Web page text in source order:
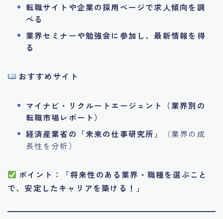
転職サイトや企業の採用ページで求人傾向を調
べる
業界セミナーや勉強会に参加し、最新情報を得
る
おすすめサイト
マイナビ・リクルートエージェント（業界別の
転職市場レポート）
経済産業省の「未来の仕事研究所」
（業界の成
長性を分析）
ポイント：「将来性のある業界・職種を選ぶこと
で、安定したキャリアを築ける！」